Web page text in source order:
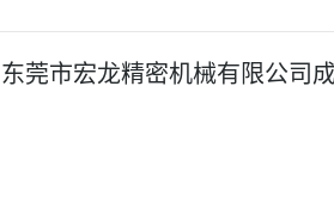
东莞市宏龙精密机械有限公司